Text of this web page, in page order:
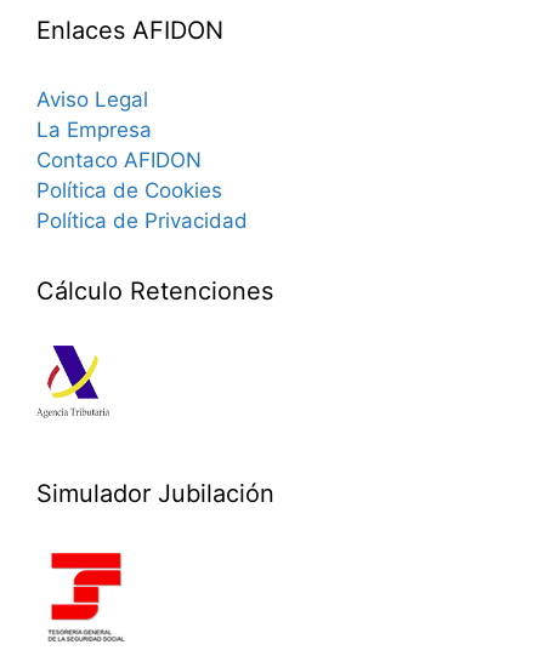
Enlaces AFIDON
Aviso Legal
La Empresa
Contaco AFIDON
Política de Cookies
Política de Privacidad
Cálculo Retenciones
Simulador Jubilación